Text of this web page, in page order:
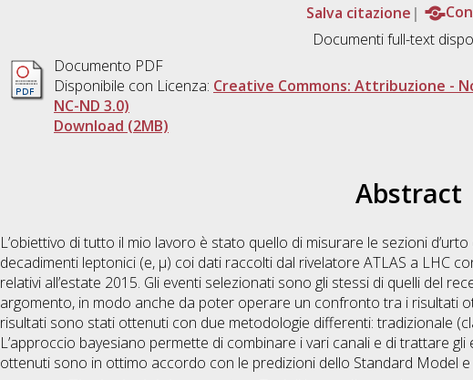
Salva citazione
Documenti full-text
Documento PDF
Disponibile con Licenza: Creative Commons: Attribuzione -
NC-ND 3.0)
Download (2MB)
Abstract
L’obiettivo di tutto il mio lavoro è stato quello di misurare le sezioni
decadimenti leptonici (e, μ) coi dati raccolti dal rivelatore ATLAS a LHC
relativi all’estate 2015. Gli eventi selezionati sono gli stessi di quelli del
argomento, in modo anche da poter operare un confronto tra i risultati
risultati sono stati ottenuti con due metodologie differenti: tradizionale
L’approccio bayesiano permette di combinare i vari canali e di trattare
ottenuti sono in ottimo accordo con le predizioni dello Standard Model e